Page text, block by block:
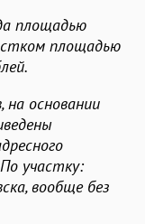
площадью
площадью
на основании
участку:
вообще без